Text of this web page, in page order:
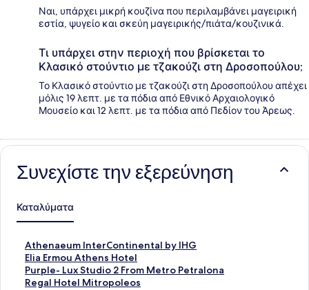
Ναι, υπάρχει μικρή κουζίνα που περιλαμβάνει μαγειρική
εστία, ψυγείο και σκεύη μαγειρικής/πιάτα/κουζινικά.
Τι υπάρχει στην περιοχή που βρίσκεται το
Κλασικό στούντιο με τζακούζι στη Δροσοπούλου;
Το Κλασικό στούντιο με τζακούζι στη Δροσοπούλου απέχει
μόλις 19 λεπτ. με τα πόδια από Εθνικό Αρχαιολογικό
Μουσείο και 12 λεπτ. με τα πόδια από Πεδίον του Άρεως.
Συνεχίστε την εξερεύνηση
Καταλύματα
Athenaeum InterContinental by IHG
Σ
τ
ά
ν
Elia Ermou Athens Hotel
Σ
τ
ά
Purple- Lux Studio 2 From Metro Petralona
Σ
τ
Regal Hotel Mitropoleos
Σ